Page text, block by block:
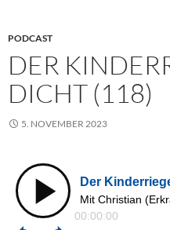
PODCAST
DER
DICHT (118)
5. NOVEMBER 2023